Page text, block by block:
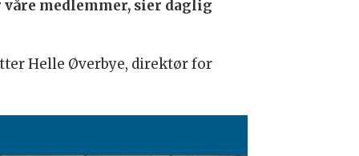
medlemmer, sier daglig
Helle Øverbye, direktør for